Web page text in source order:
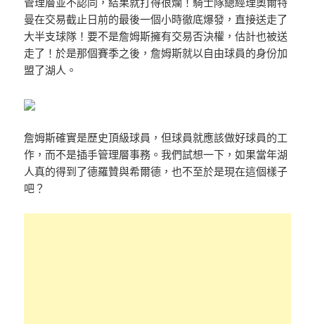
曼在交易截止日前的最後一個小時徹底爆發，直接送走了
大半支球隊！要不是詹姆斯擁有交易否決權，估計也被送
走了！於是那個賽季之後，詹姆斯就以自由球員的身份加
盟了湖人。
詹姆斯確實是歷史頂級球員，但球員就應該做好球員的工
作，而不是插手管理層事務。我們試想一下，如果當年湖
人真的得到了德羅贊與希爾德，也不至於是現在這個樣子
吧？